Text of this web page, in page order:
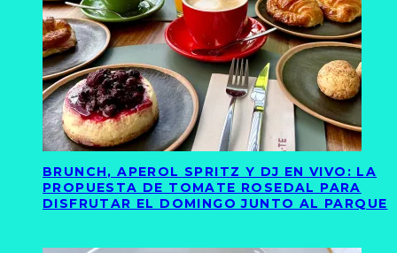
BRUNCH, APEROL SPRITZ Y DJ EN VIVO: LA
PROPUESTA DE TOMATE ROSEDAL PARA
DISFRUTAR EL DOMINGO JUNTO AL PARQUE